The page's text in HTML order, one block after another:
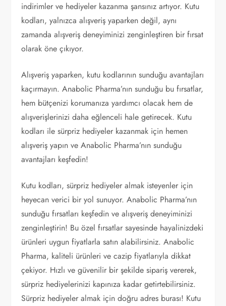
indirimler ve hediyeler kazanma şansınız artıyor. Kutu
kodları, yalnızca alışveriş yaparken değil, aynı
zamanda alışveriş deneyiminizi zenginleştiren bir fırsat
olarak öne çıkıyor.
Alışveriş yaparken, kutu kodlarının sunduğu avantajları
kaçırmayın. Anabolic Pharma’nın sunduğu bu fırsatlar,
hem bütçenizi korumanıza yardımcı olacak hem de
alışverişlerinizi daha eğlenceli hale getirecek. Kutu
kodları ile sürpriz hediyeler kazanmak için hemen
alışveriş yapın ve Anabolic Pharma’nın sunduğu
avantajları keşfedin!
Kutu kodları, sürpriz hediyeler almak isteyenler için
heyecan verici bir yol sunuyor. Anabolic Pharma’nın
sunduğu fırsatları keşfedin ve alışveriş deneyiminizi
zenginleştirin! Bu özel fırsatlar sayesinde hayalinizdeki
ürünleri uygun fiyatlarla satın alabilirsiniz. Anabolic
Pharma, kaliteli ürünleri ve cazip fiyatlarıyla dikkat
çekiyor. Hızlı ve güvenilir bir şekilde sipariş vererek,
sürpriz hediyelerinizi kapınıza kadar getirtebilirsiniz.
Sürpriz hediyeler almak için doğru adres burası! Kutu